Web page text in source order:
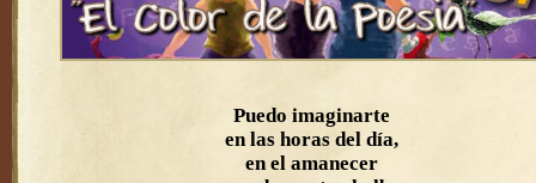
Puedo imaginarte
en las horas del día,
en el amanecer